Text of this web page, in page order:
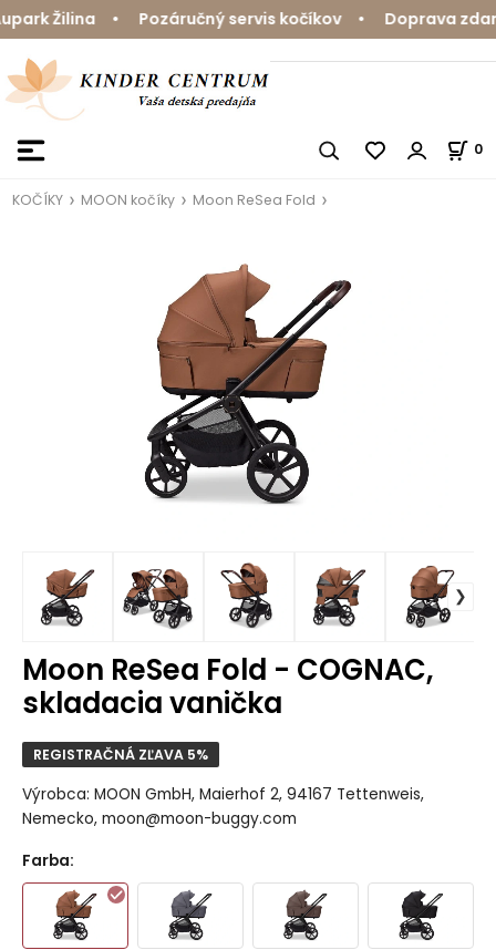
Žilina • Pozáručný servis kočíkov • Doprava
0
KOČÍKY MOON kočíky Moon ReSea Fold
Moon ReSea Fold - COGNAC,
skladacia vanička
REGISTRAČNÁ ZĽAVA 5%
Výrobca: MOON GmbH, Maierhof 2, 94167 Tettenweis,
Nemecko, moon@moon-buggy.com
Farba: